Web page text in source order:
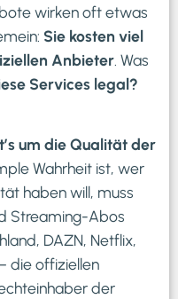
wirken oft etwas
Sie kosten viel
Anbieter . Was
Services legal?
um die Qualität der
Wahrheit ist, wer
haben will, muss
Streaming-Abos
DAZN, Netflix,
die offiziellen
der